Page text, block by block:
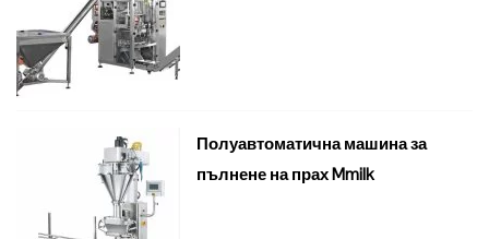
Полуавтоматична машина за
пълнене на прах Mmilk